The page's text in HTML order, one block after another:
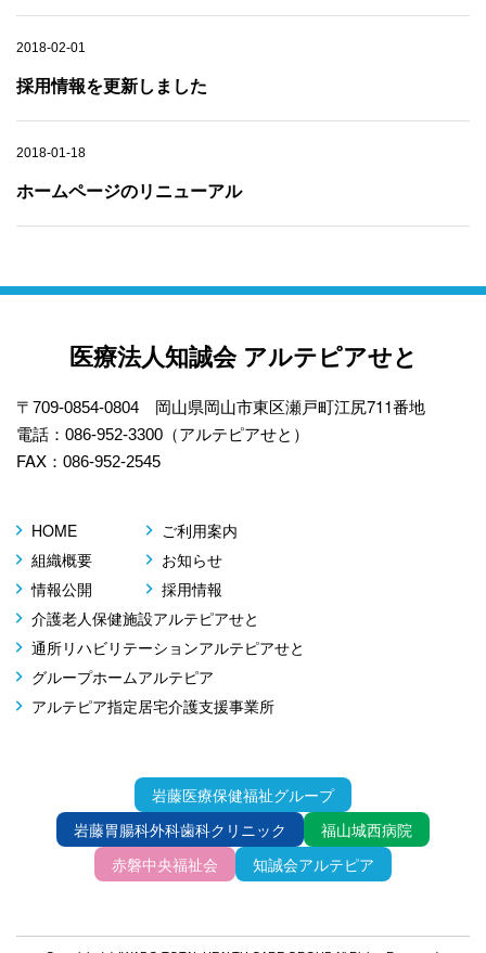
2018-02-01
採用情報を更新しました
2018-01-18
ホームページのリニューアル
医療法人知誠会 アルテピアせと
〒709-0854-0804
岡山県岡山市東区瀬戸町江尻711番地
電話： 086-952-3300 （アルテピアせと）
FAX： 086-952-2545
HOME
組織概要
情報公開
ご利用案内
お知らせ
採用情報
介護老人保健施設アルテピアせと
通所リハビリテーションアルテピアせと
グループホームアルテピア
アルテピア指定居宅介護支援事業所
岩藤医療保健福祉グループ
岩藤胃腸科外科歯科クリニック
福山城西病院
赤磐中央福祉会
知誠会アルテピア